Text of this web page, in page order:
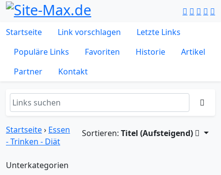
Startseite Link vorschlagen
Letzte Links
Populäre Links
Favoriten Historie
Artikel
Partner
Kontakt
Startseite› Essen
- Trinken - Diät
Sortieren:Titel (Aufsteigend)
Unterkategorien